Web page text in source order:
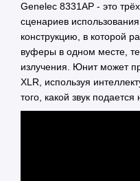
Genelec 8331AP - это
сценариев
конструкцию, в которой
вуферы в одном месте,
излучения. Юнит может
XLR, используя
того, какой звук подается